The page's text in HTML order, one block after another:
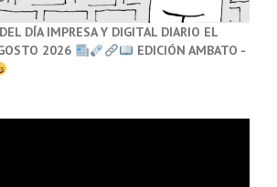
DEL DÍA IMPRESA Y DIGITAL DIARIO EL
2026
EDICIÓN AMBATO -